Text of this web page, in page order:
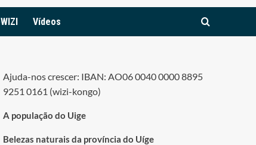
Vídeos
Ajuda-nos crescer: IBAN: AO06 0040 0000 8895
9251 0161 (wizi-kongo)
A população do Uige
Belezas naturais da província do Uíge